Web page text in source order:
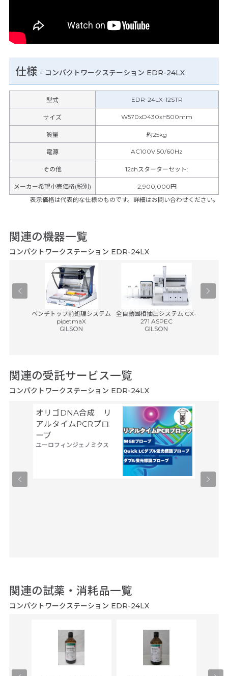
仕様 - コンパクトワークステーション EDR-24LX
型式 EDR-24LX-12STR
サイズ W570xD430xH500mm
質量 約25kg
電源 AC100V 50/60Hz
その他 12chスターターセット:
メーカー希望小売価格(税別)
2,900,000円
表示価格は代表的な仕様のものです。詳細はお問い合わせください。
関連の機器一覧
コンパクトワークステーション EDR-24LX
ベンチトップ前処理システム
pipetmaX
GILSON
全自動固相抽出システム GX-
271 ASPEC
GILSON
関連の受託サービス一覧
コンパクトワークステーション EDR-24LX
オリゴDNA合成 リ
アルタイムPCRプロ
ーブ
ユーロフィンジェノミクス
関連の試薬・消耗品一覧
コンパクトワークステーション EDR-24LX